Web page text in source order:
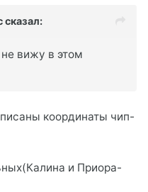
сказал:
вижу в этом
координаты чип-
и Приора-